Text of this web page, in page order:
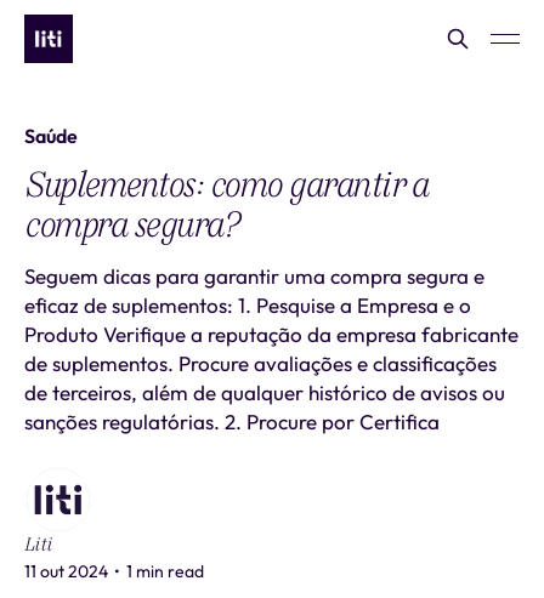
Saúde
Suplementos: como garantir a
compra segura?
Seguem dicas para garantir uma compra segura e
eficaz de suplementos: 1. Pesquise a Empresa e o
Produto Verifique a reputação da empresa fabricante
de suplementos. Procure avaliações e classificações
de terceiros, além de qualquer histórico de avisos ou
sanções regulatórias. 2. Procure por Certifica
Liti
11 out 2024 • 1 min read